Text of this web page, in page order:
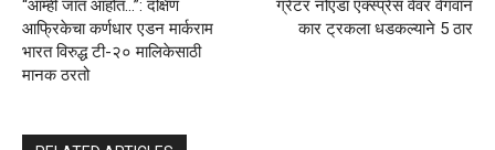
“आम्ही जात आहोत…”: दक्षिण
आफ्रिकेचा कर्णधार एडन मार्कराम
भारत विरुद्ध टी-२० मालिकेसाठी
मानक ठरतो
ग्रेटर नोएडा एक्स्प्रेस वेवर वेगवान
कार ट्रकला धडकल्याने 5 ठार